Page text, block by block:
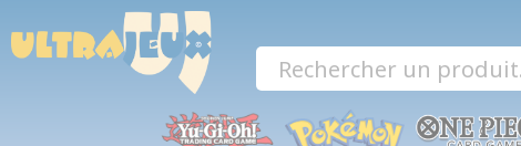
Panneau de gestion des cookies